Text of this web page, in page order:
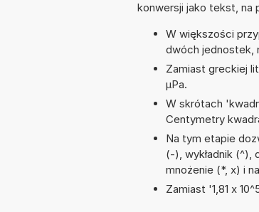
konwersji jako tekst, na
W większości
dwóch jednostek,
Zamiast greckiej
µPa.
W skrótach
Centymetry
Na tym etapie
(-), wykładnik (^),
mnożenie (*, x) i
Zamiast '1,81 x